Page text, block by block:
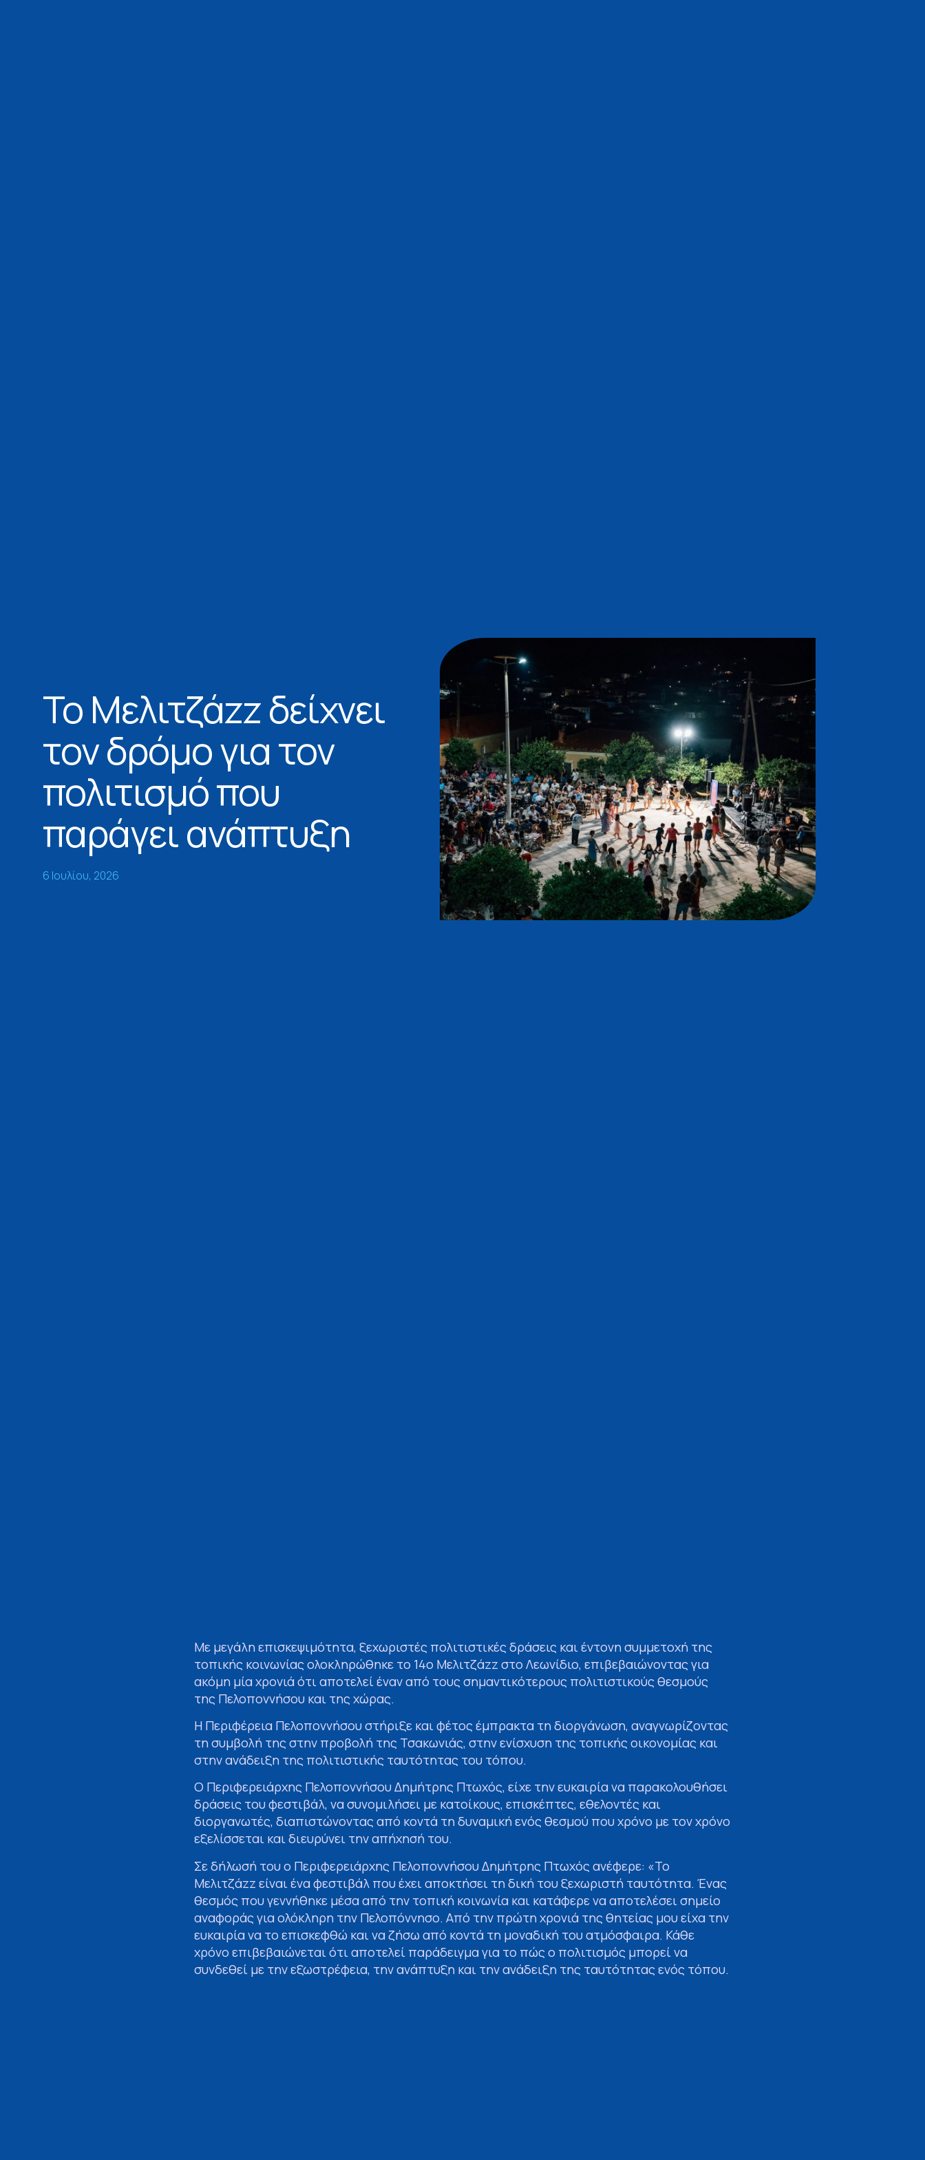
Το Μελιτζάzz δείχνει
τον δρόμο για τον
πολιτισμό που
παράγει ανάπτυξη
6 Ιουλίου, 2026
Με μεγάλη επισκεψιμότητα, ξεχωριστές πολιτιστικές δράσεις και έντονη συμμετοχή της
τοπικής κοινωνίας ολοκληρώθηκε το 14ο Μελιτζάzz στο Λεωνίδιο, επιβεβαιώνοντας για
ακόμη μία χρονιά ότι αποτελεί έναν από τους σημαντικότερους πολιτιστικούς θεσμούς
της Πελοποννήσου και της χώρας.
Η Περιφέρεια Πελοποννήσου στήριξε και φέτος έμπρακτα τη διοργάνωση, αναγνωρίζοντας
τη συμβολή της στην προβολή της Τσακωνιάς, στην ενίσχυση της τοπικής οικονομίας και
στην ανάδειξη της πολιτιστικής ταυτότητας του τόπου.
Ο Περιφερειάρχης Πελοποννήσου Δημήτρης Πτωχός, είχε την ευκαιρία να παρακολουθήσει
δράσεις του φεστιβάλ, να συνομιλήσει με κατοίκους, επισκέπτες, εθελοντές και
διοργανωτές, διαπιστώνοντας από κοντά τη δυναμική ενός θεσμού που χρόνο με τον χρόνο
εξελίσσεται και διευρύνει την απήχησή του.
Σε δήλωσή του ο Περιφερειάρχης Πελοποννήσου Δημήτρης Πτωχός ανέφερε: «Το
Μελιτζάzz είναι ένα φεστιβάλ που έχει αποκτήσει τη δική του ξεχωριστή ταυτότητα. Ένας
θεσμός που γεννήθηκε μέσα από την τοπική κοινωνία και κατάφερε να αποτελέσει σημείο
αναφοράς για ολόκληρη την Πελοπόννησο. Από την πρώτη χρονιά της θητείας μου είχα την
ευκαιρία να το επισκεφθώ και να ζήσω από κοντά τη μοναδική του ατμόσφαιρα. Κάθε
χρόνο επιβεβαιώνεται ότι αποτελεί παράδειγμα για το πώς ο πολιτισμός μπορεί να
συνδεθεί με την εξωστρέφεια, την ανάπτυξη και την ανάδειξη της ταυτότητας ενός τόπου.